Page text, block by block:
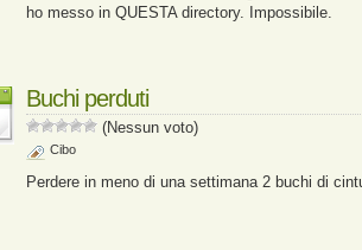
ho messo in QUESTA directory. Impossibile.
Buchi perduti
(Nessun voto)
Cibo
Perdere in meno di una settimana 2 buchi di